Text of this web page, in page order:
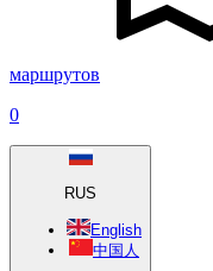
маршрутов
0
RUS
English
中国人